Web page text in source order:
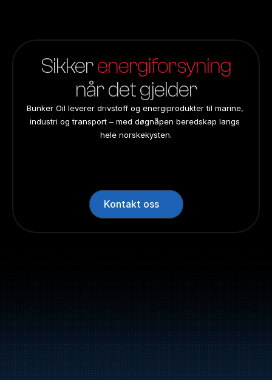
Sikker energiforsyning
når det gjelder
Bunker Oil leverer drivstoff og energiprodukter til marine,
industri og transport – med døgnåpen beredskap langs
hele norskekysten.
Kontakt oss
47
Bunker Oil leverer drivstoff og energiprodukter
langs hele norskekysten.